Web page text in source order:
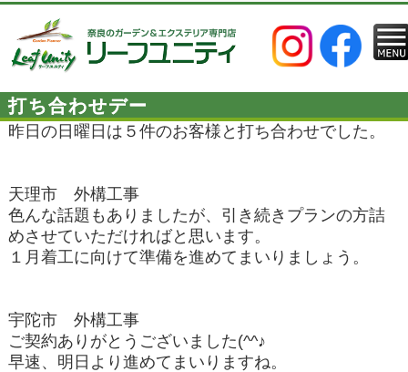
打ち合わせデー
昨日の日曜日は５件のお客様と打ち合わせでした。
天理市 外構工事
色んな話題もありましたが、引き続きプランの方詰
めさせていただければと思います。
１月着工に向けて準備を進めてまいりましょう。
宇陀市 外構工事
ご契約ありがとうございました(^^♪
早速、明日より進めてまいりますね。